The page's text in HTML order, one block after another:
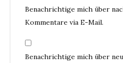
Benachrichtige mich über
Kommentare via E-Mail.
Benachrichtige mich über